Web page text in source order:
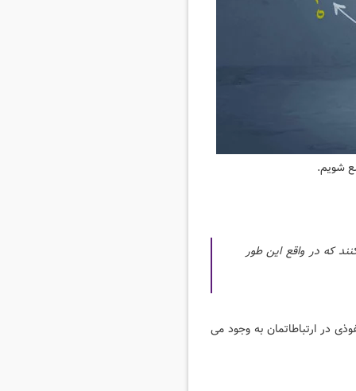
شویم.
که در واقع این طور
در ارتباطاتمان به وجود می